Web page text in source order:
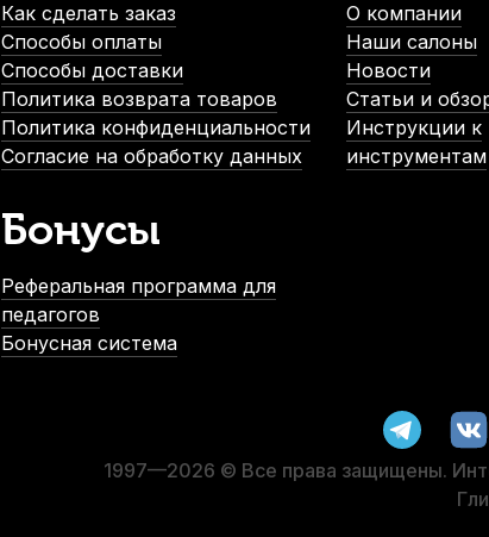
Как сделать заказ
Способы оплаты
Способы доставки
Политика возврата товаров
Политика конфиденциальности
Согласие на обработку данных
Бонусы
Реферальная программа для
педагогов
Бонусная система
О компании
Наши салоны
Новости
Статьи и
Инструкции к
инструментам
1997—2026 © Все права защищены.